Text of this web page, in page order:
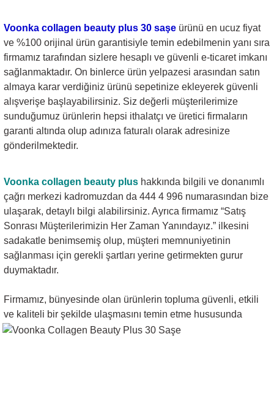
Voonka collagen beauty plus 30 saşe ürünü en ucuz fiyat
ve %100 orijinal ürün garantisiyle temin edebilmenin yanı sıra
firmamız tarafından sizlere hesaplı ve güvenli e-ticaret imkanı
sağlanmaktadır. On binlerce ürün yelpazesi arasından satın
almaya karar verdiğiniz ürünü sepetinize ekleyerek güvenli
alışverişe başlayabilirsiniz. Siz değerli müşterilerimize
sunduğumuz ürünlerin hepsi ithalatçı ve üretici firmaların
garanti altında olup adınıza faturalı olarak adresinize
gönderilmektedir.
Voonka collagen beauty plus hakkında bilgili ve donanımlı
çağrı merkezi kadromuzdan da 444 4 996 numarasından bize
ulaşarak, detaylı bilgi alabilirsiniz. Ayrıca firmamız “Satış
Sonrası Müşterilerimizin Her Zaman Yanındayız.” ilkesini
sadakatle benimsemiş olup, müşteri memnuniyetinin
sağlanması için gerekli şartları yerine getirmekten gurur
duymaktadır.
Firmamız, bünyesinde olan ürünlerin topluma güvenli, etkili
ve kaliteli bir şekilde ulaşmasını temin etme hususunda